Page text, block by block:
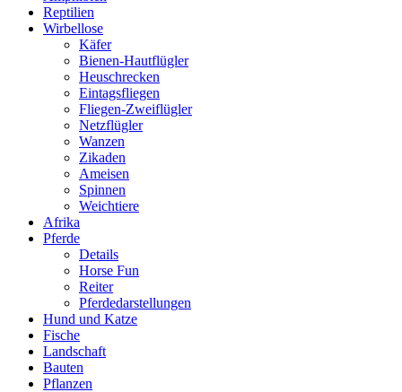
Reptilien
Wirbellose
Käfer
Bienen-Hautflügler
Heuschrecken
Eintagsfliegen
Fliegen-Zweiflügler
Netzflügler
Wanzen
Zikaden
Ameisen
Spinnen
Weichtiere
Afrika
Pferde
Details
Horse Fun
Reiter
Pferdedarstellungen
Hund und Katze
Fische
Landschaft
Bauten
Pflanzen